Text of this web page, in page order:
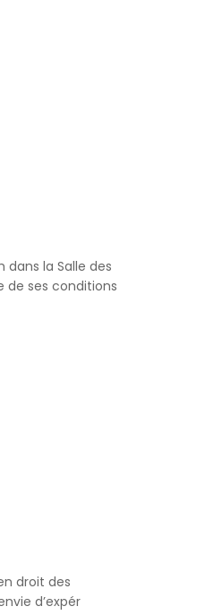
la Salle des
de ses conditions
droit des
d’expér